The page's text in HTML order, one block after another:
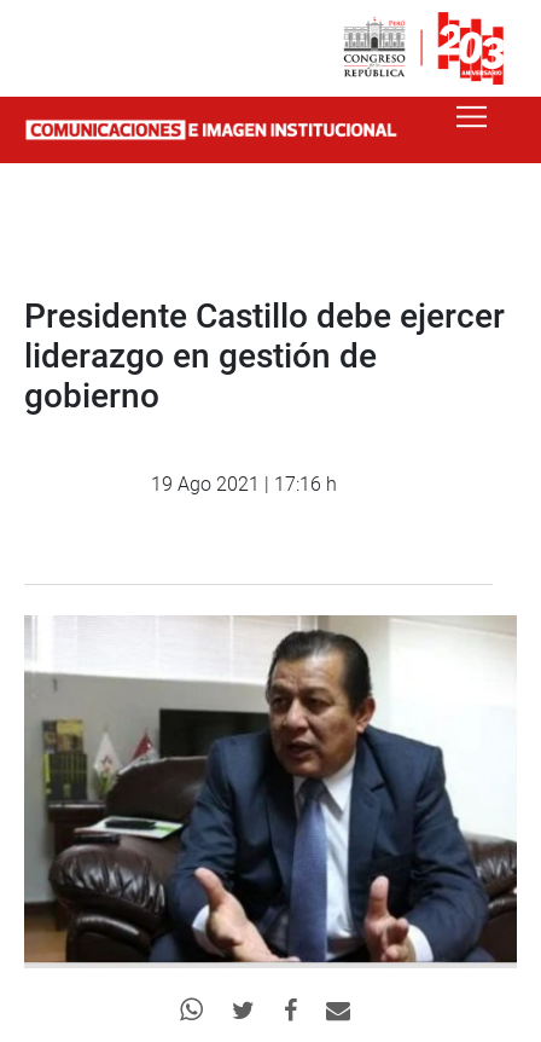
Presidente Castillo debe ejercer
liderazgo en gestión de
gobierno
19 Ago 2021 | 17:16 h